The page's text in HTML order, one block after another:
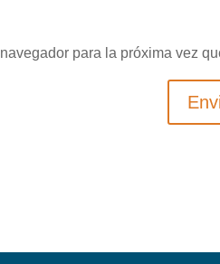
para la próxima vez